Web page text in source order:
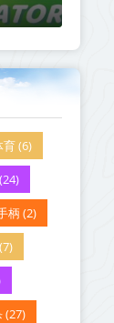
育 (6)
柄 (2)
(27)